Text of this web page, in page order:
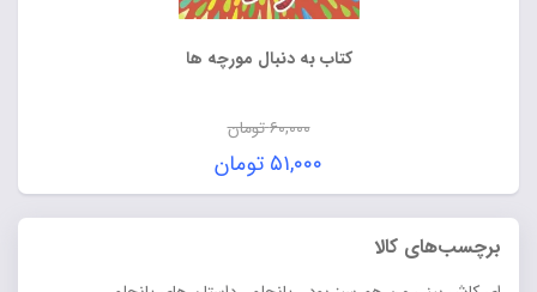
کتاب به دنبال مورچه ها
۶۰,۰۰۰تومان
قیمت
اصلی:
۶۰,۰۰۰ تومان
۵۱,۰۰۰ تومان
قیمت
فعلی:
برچسب‌های کالا